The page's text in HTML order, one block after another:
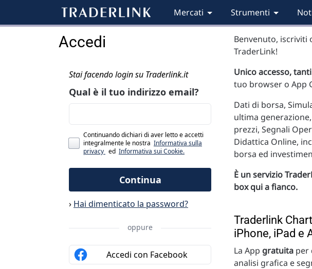
Mercati Strumenti
Accedi Benvenuto, iscriviti
TraderLink!
Unico accesso,
tuo browser o App
Dati di borsa,
ultima
prezzi, Segnali
Didattica Online,
borsa ed
È un servizio
box qui a fianco.
Traderlink
iPhone, iPad e
La App gratuita per
analisi grafica e